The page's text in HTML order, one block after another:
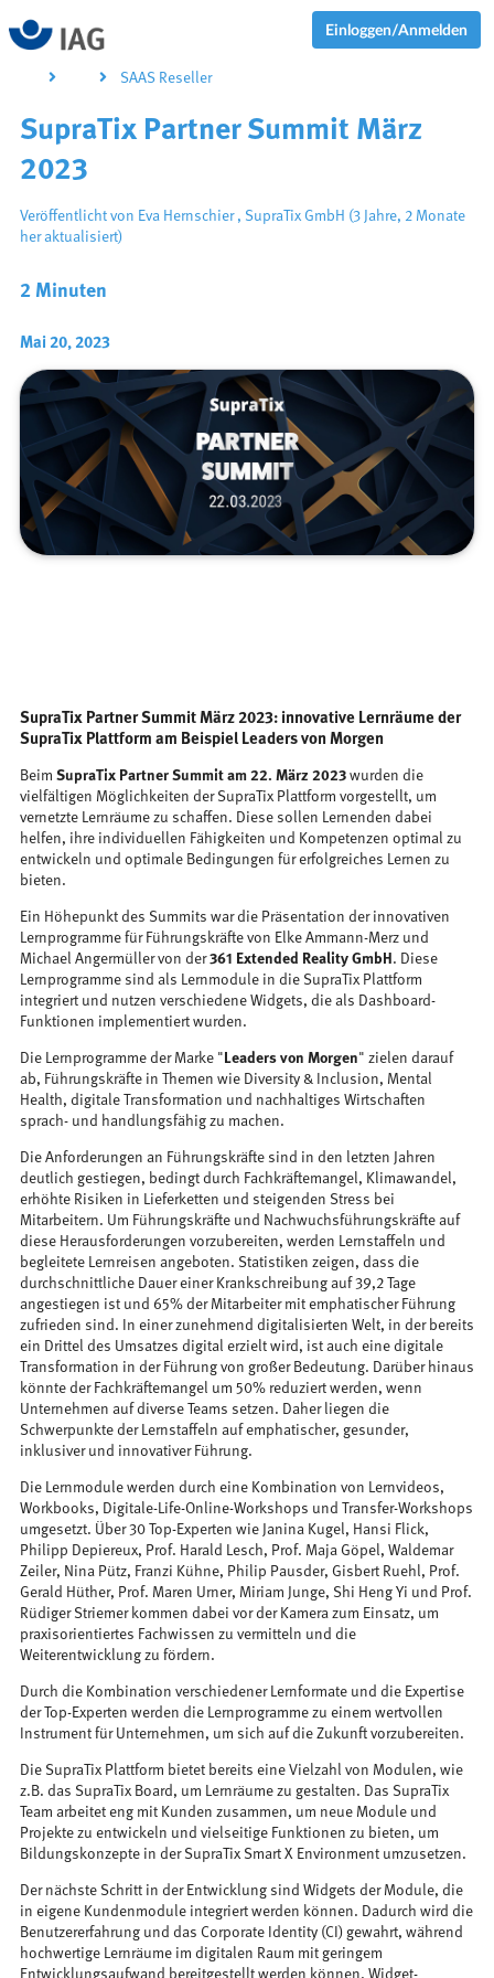
Einloggen/Anmelden
SAAS Reseller
2 Minuten
Mai 20, 2023
SupraTix Partner Summit März
2023
Veröffentlicht von Eva Hernschier, SupraTix GmbH (3 Jahre, 2 Monate
her aktualisiert)
SupraTix Partner Summit März 2023: innovative Lernräume der
SupraTix Plattform am Beispiel Leaders von Morgen
Beim SupraTix Partner Summit am 22. März 2023wurden die
vielfältigen Möglichkeiten der SupraTix Plattform vorgestellt, um
vernetzte Lernräume zu schaffen. Diese sollen Lernenden dabei
helfen, ihre individuellen Fähigkeiten und Kompetenzen optimal zu
entwickeln und optimale Bedingungen für erfolgreiches Lernen zu
bieten.
Ein Höhepunkt des Summits war die Präsentation der innovativen
Lernprogramme für Führungskräfte von Elke Ammann-Merz und
Michael Angermüller von der361 Extended Reality GmbH . Diese
Lernprogramme sind als Lernmodule in die SupraTix Plattform
integriert und nutzen verschiedene Widgets, die als Dashboard-
Funktionen implementiert wurden.
Die Lernprogramme der Marke " Leaders von Morgen" zielen darauf
ab, Führungskräfte in Themen wie Diversity & Inclusion, Mental
Health, digitale Transformation und nachhaltiges Wirtschaften
sprach- und handlungsfähig zu machen.
Die Anforderungen an Führungskräfte sind in den letzten Jahren
deutlich gestiegen, bedingt durch Fachkräftemangel, Klimawandel,
erhöhte Risiken in Lieferketten und steigenden Stress bei
Mitarbeitern. Um Führungskräfte und Nachwuchsführungskräfte auf
diese Herausforderungen vorzubereiten, werden Lernstaffeln und
begleitete Lernreisen angeboten. Statistiken zeigen, dass die
durchschnittliche Dauer einer Krankschreibung auf 39,2 Tage
angestiegen ist und 65% der Mitarbeiter mit emphatischer Führung
zufrieden sind. In einer zunehmend digitalisierten Welt, in der bereits
ein Drittel des Umsatzes digital erzielt wird, ist auch eine digitale
Transformation in der Führung von großer Bedeutung. Darüber hinaus
könnte der Fachkräftemangel um 50% reduziert werden, wenn
Unternehmen auf diverse Teams setzen. Daher liegen die
Schwerpunkte der Lernstaffeln auf emphatischer, gesunder,
inklusiver und innovativer Führung.
Die Lernmodule werden durch eine Kombination von Lernvideos,
Workbooks, Digitale-Life-Online-Workshops und Transfer-Workshops
umgesetzt. Über 30 Top-Experten wie Janina Kugel, Hansi Flick,
Philipp Depiereux, Prof. Harald Lesch, Prof. Maja Göpel, Waldemar
Zeiler, Nina Pütz, Franzi Kühne, Philip Pausder, Gisbert Ruehl, Prof.
Gerald Hüther, Prof. Maren Urner, Miriam Junge, Shi Heng Yi und Prof.
Rüdiger Striemer kommen dabei vor der Kamera zum Einsatz, um
praxisorientiertes Fachwissen zu vermitteln und die
Weiterentwicklung zu fördern.
Durch die Kombination verschiedener Lernformate und die Expertise
der Top-Experten werden die Lernprogramme zu einem wertvollen
Instrument für Unternehmen, um sich auf die Zukunft vorzubereiten.
Die SupraTix Plattform bietet bereits eine Vielzahl von Modulen, wie
z.B. das SupraTix Board, um Lernräume zu gestalten. Das SupraTix
Team arbeitet eng mit Kunden zusammen, um neue Module und
Projekte zu entwickeln und vielseitige Funktionen zu bieten, um
Bildungskonzepte in der SupraTix Smart X Environment umzusetzen.
Der nächste Schritt in der Entwicklung sind Widgets der Module, die
in eigene Kundenmodule integriert werden können. Dadurch wird die
Benutzererfahrung und das Corporate Identity (CI) gewahrt, während
hochwertige Lernräume im digitalen Raum mit geringem